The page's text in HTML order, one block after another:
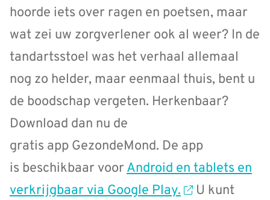
hoorde iets over ragen en poetsen, maar
wat zei uw zorgverlener ook al weer? In de
tandartsstoel was het verhaal allemaal
nog zo helder, maar eenmaal thuis, bent u
de boodschap vergeten. Herkenbaar?
Download dan nu de
gratis app GezondeMond. De app
is beschikbaar voor Android en tablets en
verkrijgbaar via Google Play.
U kunt